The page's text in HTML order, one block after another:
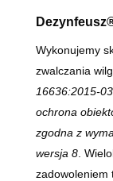
Wykonujemy
zwalczania
16636:2015-
ochrona
zgodna z
wersja 8.
zadowoleniem